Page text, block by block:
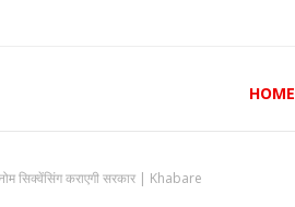
HOME
सिक्वेंसिंग कराएगी सरकार | Khabare